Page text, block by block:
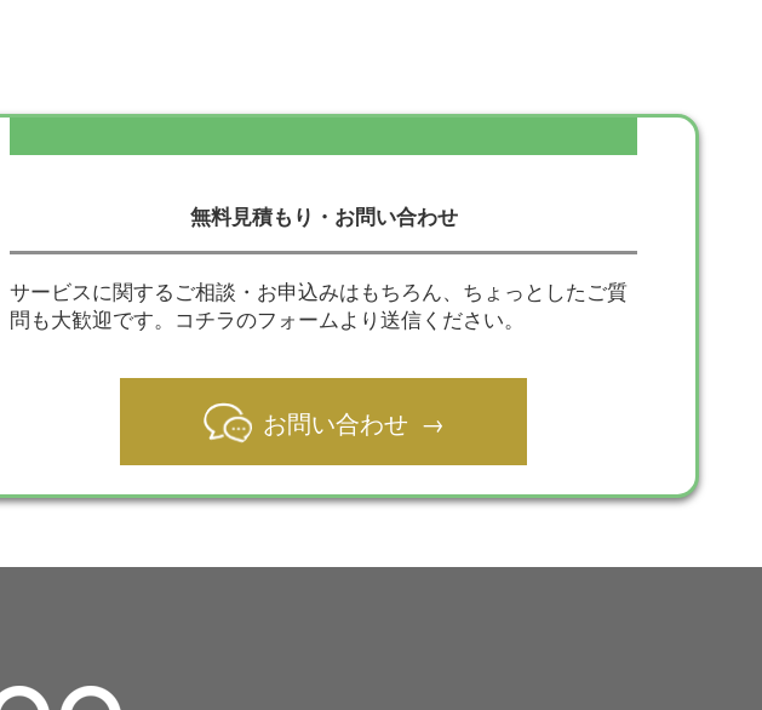
無料見積もり・お問い合わせ
サービスに関するご相談・お申込みはもちろん、ちょっとしたご質
問も大歓迎です。コチラのフォームより送信ください。
お問い合わせ